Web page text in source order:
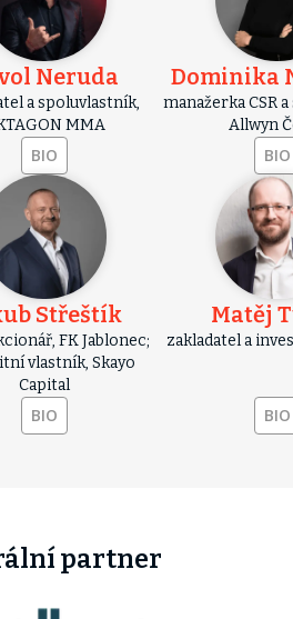
Neruda
a spoluvlastník,
MMA
BIO
Dominika
manažerka CSR
Allwyn
BIO
Střeštík
FK Jablonec;
vlastník, Skayo
Capital
BIO
Matěj
zakladatel a
BIO
partner